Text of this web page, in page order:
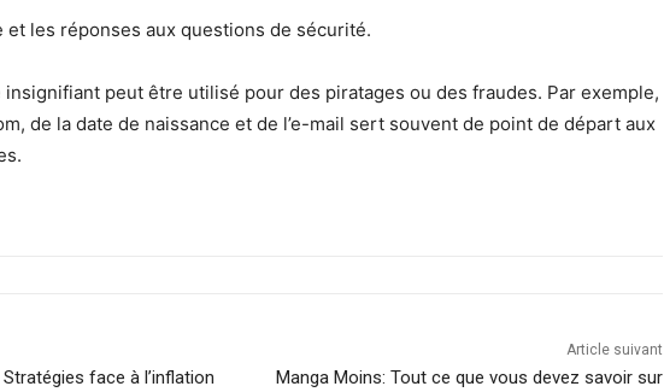
et les réponses aux questions de sécurité.
insignifiant peut être utilisé pour des piratages ou des fraudes. Par exemple,
de la date de naissance et de l’e-mail sert souvent de point de départ aux
face à l’inflation
Article suivant
Manga Moins: Tout ce que vous devez savoir sur